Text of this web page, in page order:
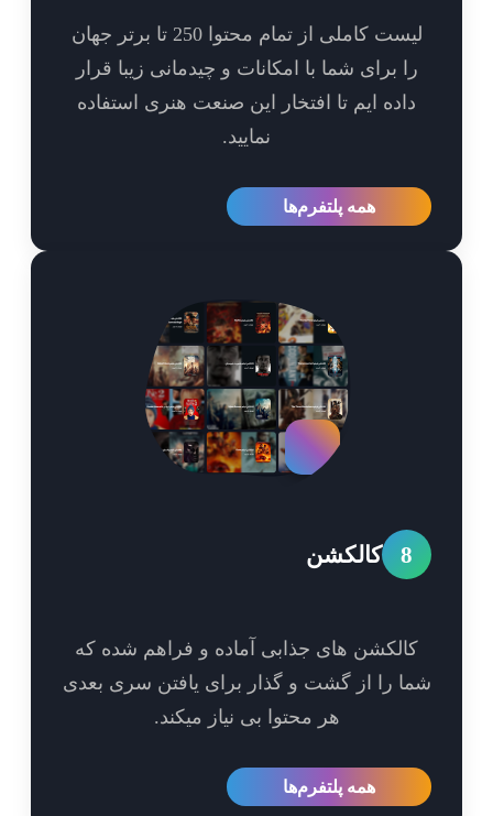
لیست کاملی از تمام محتوا 250 تا برتر جهان
برای شما با امکانات و چیدمانی زیبا قرار
ایم تا افتخار این صنعت هنری استفاده
همه پلتفرم‌ها
کالکشن
های جذابی آماده و فراهم شده که
را از گشت و گذار برای یافتن سری بعدی
هر محتوا بی نیاز میکند.
همه پلتفرم‌ها